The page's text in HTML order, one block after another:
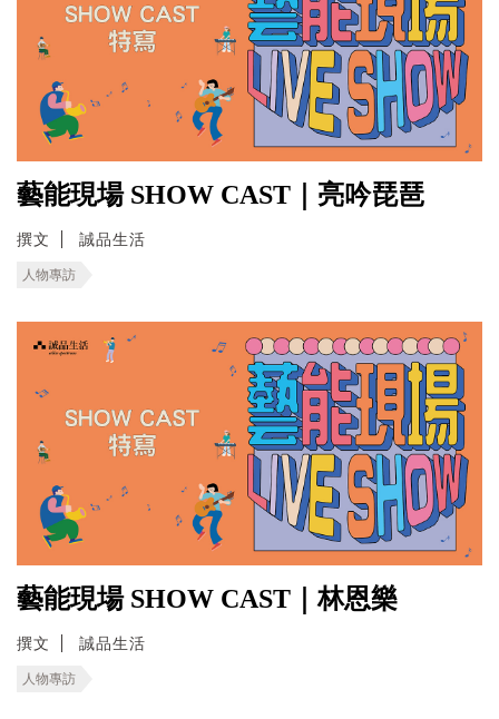
藝能現場 SHOW CAST｜亮吟琵琶
撰文 誠品生活
人物專訪
藝能現場 SHOW CAST｜林恩樂
撰文 誠品生活
人物專訪